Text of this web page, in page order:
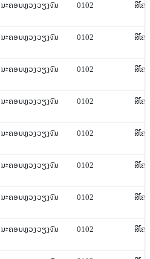
ນະຄອນຫຼວງ​ວຽງ​ຈັນ 0102 ສີ​ໂຄ
ນະຄອນຫຼວງ​ວຽງ​ຈັນ 0102 ສີ​ໂຄ
ນະຄອນຫຼວງ​ວຽງ​ຈັນ 0102 ສີ​ໂຄ
ນະຄອນຫຼວງ​ວຽງ​ຈັນ 0102 ສີ​ໂຄ
ນະຄອນຫຼວງ​ວຽງ​ຈັນ 0102 ສີ​ໂຄ
ນະຄອນຫຼວງ​ວຽງ​ຈັນ 0102 ສີ​ໂຄ
ນະຄອນຫຼວງ​ວຽງ​ຈັນ 0102 ສີ​ໂຄ
ນະຄອນຫຼວງ​ວຽງ​ຈັນ 0102 ສີ​ໂຄ